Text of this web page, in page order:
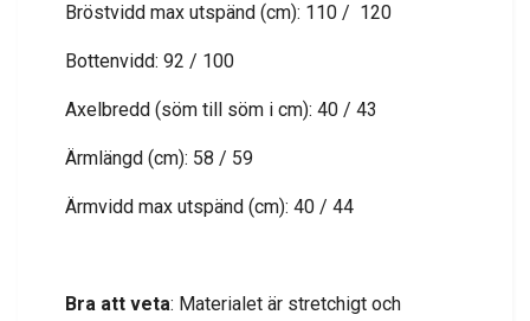
Bröstvidd max utspänd (cm): 110 / 120
Bottenvidd: 92 / 100
Axelbredd (söm till söm i cm): 40 / 43
Ärmlängd (cm): 58 / 59
Ärmvidd max utspänd (cm): 40 / 44
Bra att veta: Materialet är stretchigt och